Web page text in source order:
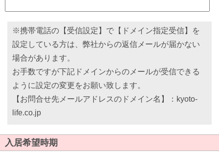
※携帯電話の【受信設定】で【ドメイン指定受信】を
設定している方は、弊社からの返信メールが届かない
場合があります。
お手数ですが下記ドメインからのメールが受信できる
ように設定の変更をお願い致します。
【お問合せ先メールアドレスのドメイン名】：kyoto-
life.co.jp
入居希望時期